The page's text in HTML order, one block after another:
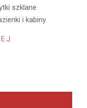
szklane
i kabiny